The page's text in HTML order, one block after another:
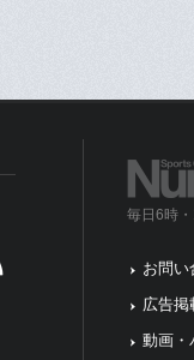
毎日6時
お問い
広告掲
動画・